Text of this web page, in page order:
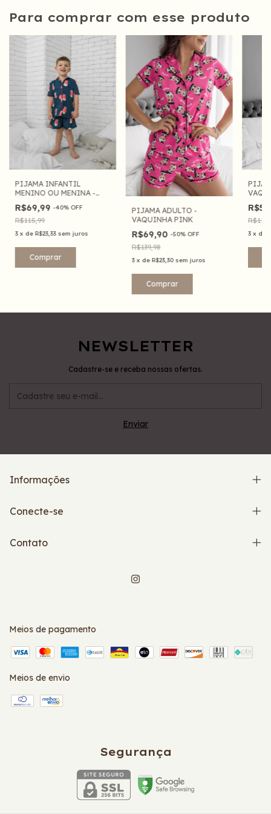
Para comprar com esse produto
PIJAMA INFANTIL
MENINO OU MENINA -
R$69,99-40% OFF
R$115,99
3 x de R$23,33 sem juros
Comprar
PIJAMA ADULTO -
VAQUINHA PINK
R$69,90-50% OFF
R$139,98
3 x de R$23,30 sem juros
Comprar
3 x de
NEWSLETTER
Cadastre-se e receba nossas ofertas.
Informações
Conecte-se
Contato
Meios de pagamento
Meios de envio
Segurança